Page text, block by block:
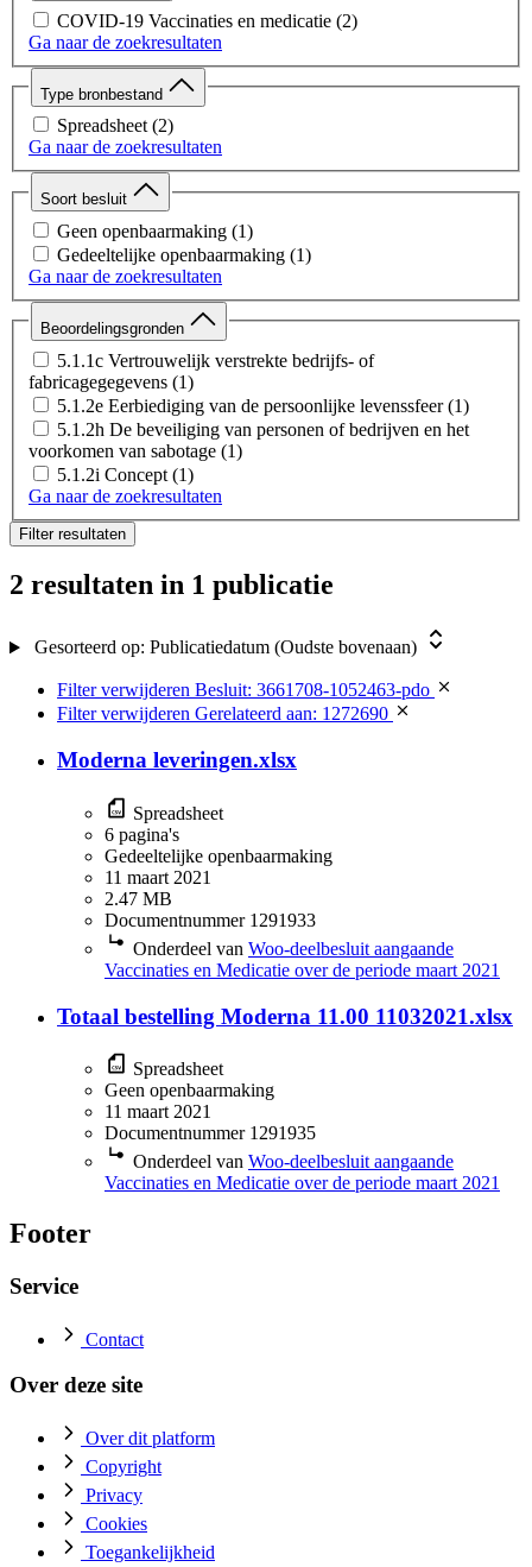
COVID-19 Vaccinaties en medicatie (2)
Ga naar de zoekresultaten
Type bronbestand
Spreadsheet (2)
Ga naar de zoekresultaten
Soort besluit
Geen openbaarmaking (1)
Gedeeltelijke openbaarmaking (1)
Ga naar de zoekresultaten
Beoordelingsgronden
5.1.1c Vertrouwelijk verstrekte bedrijfs- of
fabricagegegevens (1)
5.1.2e Eerbiediging van de persoonlijke levenssfeer (1)
5.1.2h De beveiliging van personen of bedrijven en het
voorkomen van sabotage (1)
5.1.2i Concept (1)
Ga naar de zoekresultaten
Filter resultaten
2 resultaten in 1 publicatie
Gesorteerd op: Publicatiedatum (Oudste bovenaan)
Filter verwijderen Besluit: 3661708-1052463-pdo
Filter verwijderen Gerelateerd aan: 1272690
Moderna leveringen.xlsx
Spreadsheet
6 pagina's
Gedeeltelijke openbaarmaking
11 maart 2021
2.47 MB
Documentnummer 1291933
Onderdeel van Woo-deelbesluit aangaande
Vaccinaties en Medicatie over de periode maart 2021
Totaal bestelling Moderna 11.00 11032021.xlsx
Spreadsheet
Geen openbaarmaking
11 maart 2021
Documentnummer 1291935
Onderdeel van Woo-deelbesluit aangaande
Vaccinaties en Medicatie over de periode maart 2021
Footer
Service
Contact
Over deze site
Over dit platform
Copyright
Privacy
Cookies
Toegankelijkheid